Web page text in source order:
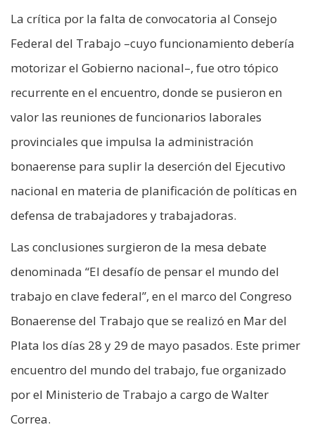
La crítica por la falta de convocatoria al Consejo
Federal del Trabajo –cuyo funcionamiento debería
motorizar el Gobierno nacional–, fue otro tópico
recurrente en el encuentro, donde se pusieron en
valor las reuniones de funcionarios laborales
provinciales que impulsa la administración
bonaerense para suplir la deserción del Ejecutivo
nacional en materia de planificación de políticas en
defensa de trabajadores y trabajadoras.
Las conclusiones surgieron de la mesa debate
denominada “El desafío de pensar el mundo del
trabajo en clave federal”, en el marco del Congreso
Bonaerense del Trabajo que se realizó en Mar del
Plata los días 28 y 29 de mayo pasados. Este primer
encuentro del mundo del trabajo, fue organizado
por el Ministerio de Trabajo a cargo de Walter
Correa.